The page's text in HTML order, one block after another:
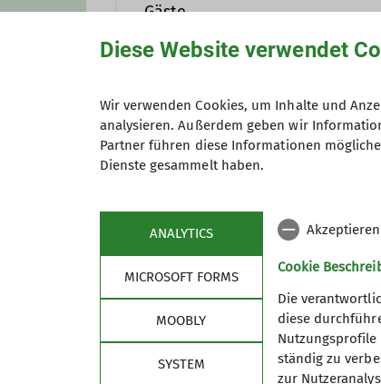
ganzjährig leichte bis
unterwegs.
Details
Gäste
Anmeldung bis
Über den Verein
Diese Website verwendet
Wir verwenden Cookies, um Inhalte und
analysieren. Außerdem geben wir
Partner führen diese Informationen
Dienste gesammelt haben.
ANALYTICS
MICROSOFT FORMS
MOOBLY
SYSTEM
Cookie
Die
diese
ständig zu
zur